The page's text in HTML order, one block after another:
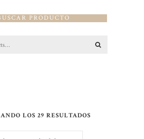
PRODUCTO
LOS 29 RESULTADOS